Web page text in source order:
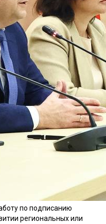
по подписанию
региональных или